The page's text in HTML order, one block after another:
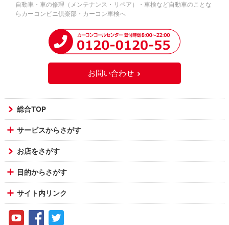
自動車・車の修理（メンテナンス・リペア）・車検など自動車のことな
らカーコンビニ倶楽部・カーコン車検へ
お問い合わせ
総合TOP
サービスからさがす
お店をさがす
目的からさがす
サイト内リンク